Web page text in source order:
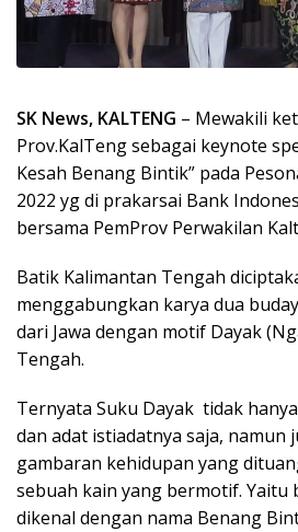
SK News, KALTENG – Mewakili
Prov.KalTeng sebagai keynote
Kesah Benang Bintik” pada
2022 yg di prakarsai Bank
bersama PemProv Perwakilan
Batik Kalimantan Tengah
menggabungkan karya dua
dari Jawa dengan motif Dayak
Tengah.
Ternyata Suku Dayak tidak
dan adat istiadatnya saja, namun
gambaran kehidupan yang
sebuah kain yang bermotif. Yaitu
dikenal dengan nama Benang